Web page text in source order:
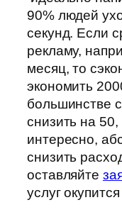
90% людей
секунд. Если
рекламу,
месяц, то
экономить
большинстве
снизить на
интересно,
снизить
оставляйте
услуг